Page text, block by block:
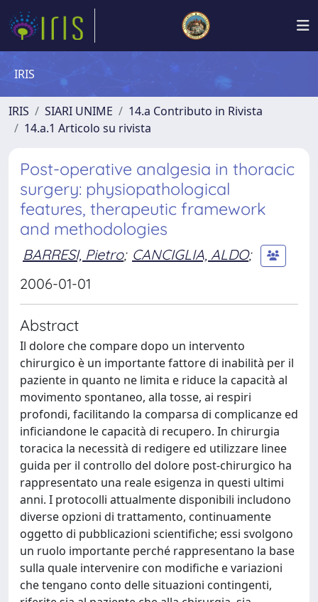
IRIS
IRIS SIARI UNIME
14.a Contributo in Rivista
14.a.1 Articolo su rivista
Post-operative analgesia in thoracic
surgery: physiopathological
features, therapeutic framework
and methodologies
BARRESI, Pietro; CANCIGLIA, ALDO;
2006-01-01
Abstract
Il dolore che compare dopo un intervento
chirurgico è un importante fattore di inabilità per il
paziente in quanto ne limita e riduce la capacità al
movimento spontaneo, alla tosse, ai respiri
profondi, facilitando la comparsa di complicanze ed
inficiandone le capacità di recupero. In chirurgia
toracica la necessità di redigere ed utilizzare linee
guida per il controllo del dolore post-chirurgico ha
rappresentato una reale esigenza in questi ultimi
anni. I protocolli attualmente disponibili includono
diverse opzioni di trattamento, continuamente
oggetto di pubblicazioni scientifiche; essi svolgono
un ruolo importante perché rappresentano la base
sulla quale intervenire con modifiche e variazioni
che tengano conto delle situazioni contingenti,